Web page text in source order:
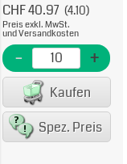
EME
CHF 40.97 (4.10)
Preis exkl. MwSt.
und Versandkosten
- +
Kaufen
Spez. Preis